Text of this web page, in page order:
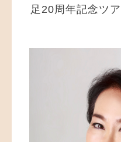
足20周年記念ツ